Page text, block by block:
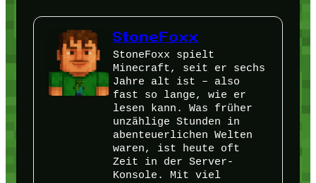
StoneFoxx
StoneFoxx spielt
Minecraft, seit er sechs
Jahre alt ist – also
fast so lange, wie er
lesen kann. Was früher
unzählige Stunden in
abenteuerlichen Welten
waren, ist heute oft
Zeit in der Server-
Konsole. Mit viel